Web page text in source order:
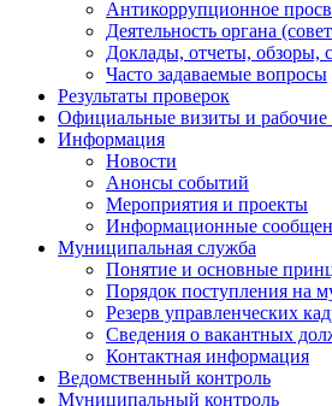
Антикоррупционное
Деятельность органа
Доклады, отчеты, обзоры,
Часто задаваемые вопросы
Результаты проверок
Официальные визиты и рабочие
Информация
Новости
Анонсы событий
Мероприятия и проекты
Информационные
Муниципальная служба
Понятие и основные
Порядок поступления на
Резерв управленческих
Сведения о вакантных
Контактная информация
Ведомственный контроль
Муниципальный контроль